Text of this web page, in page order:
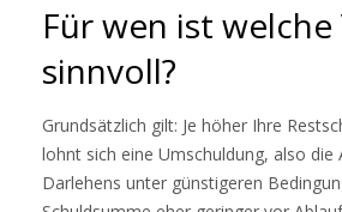
Für wen ist
sinnvoll?
Grundsätzlich gilt: Je höher Ihre
lohnt sich eine Umschuldung, also die
Darlehens unter günstigeren